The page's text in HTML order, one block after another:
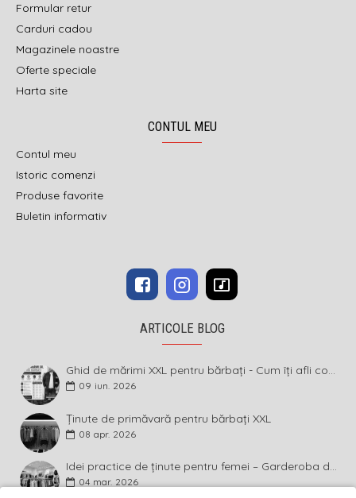
Formular retur
Carduri cadou
Magazinele noastre
Oferte speciale
Harta site
CONTUL MEU
Contul meu
Istoric comenzi
Produse favorite
Buletin informativ
ARTICOLE BLOG
Ghid de mărimi XXL pentru bărbați - Cum îți afli corect măsura și ce înseamnă diferența dintre mărimi
09 iun. 2026
Ținute de primăvară pentru bărbați XXL
08 apr. 2026
Idei practice de ținute pentru femei – Garderoba de primăvară 2026 în mărimi mari
04 mar. 2026